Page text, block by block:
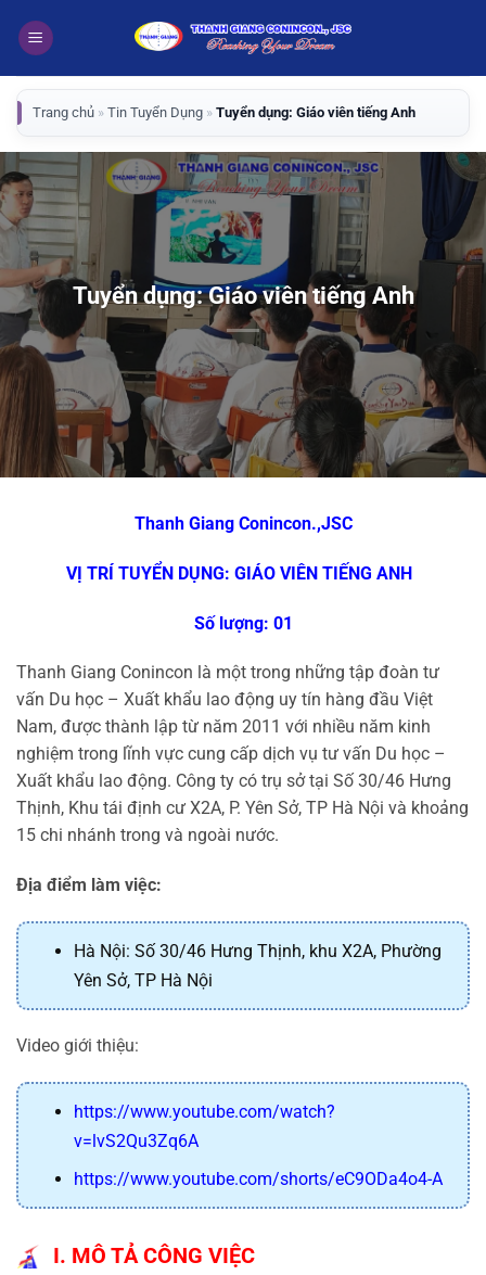
qua
dung
Trang chủ » Tin Tuyển Dụng » Tuyển dụng: Giáo viên tiếng Anh
Tuyển dụng: Giáo viên tiếng Anh
Thanh Giang Conincon.,JSC
VỊ TRÍ TUYỂN DỤNG: GIÁO VIÊN TIẾNG ANH
Số lượng: 01
Thanh Giang Conincon là một trong những tập đoàn tư
vấn Du học – Xuất khẩu lao động uy tín hàng đầu Việt
Nam, được thành lập từ năm 2011 với nhiều năm kinh
nghiệm trong lĩnh vực cung cấp dịch vụ tư vấn Du học –
Xuất khẩu lao động. Công ty có trụ sở tại Số 30/46 Hưng
Thịnh, Khu tái định cư X2A, P. Yên Sở, TP Hà Nội và khoảng
15 chi nhánh trong và ngoài nước.
Địa điểm làm việc:
Hà Nội: Số 30/46 Hưng Thịnh, khu X2A, Phường
Yên Sở, TP Hà Nội
Video giới thiệu:
https://www.youtube.com/watch?
v=lvS2Qu3Zq6A
https://www.youtube.com/shorts/eC9ODa4o4-A
I. MÔ TẢ CÔNG VIỆC